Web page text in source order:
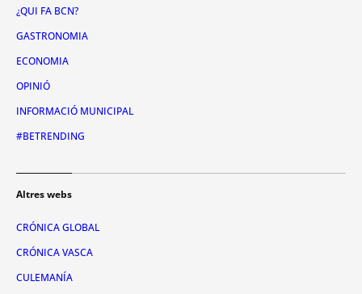
¿QUI FA BCN?
GASTRONOMIA
ECONOMIA
OPINIÓ
INFORMACIÓ MUNICIPAL
#BETRENDING
Altres webs
CRÓNICA GLOBAL
CRÓNICA VASCA
CULEMANÍA